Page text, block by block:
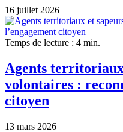
16 juillet 2026
Temps de lecture : 4 min.
Agents
volontaires :
citoyen
13 mars 2026